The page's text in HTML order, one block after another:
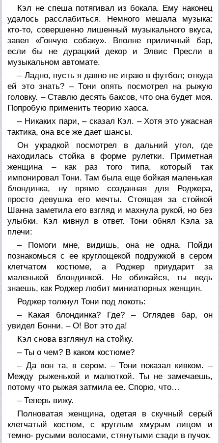
Кэл не спеша потягивал из бокала. Ему наконец
удалось расслабиться. Немного мешала музыка:
кто-то, совершенно лишенный музыкального вкуса,
завел «Гончую собаку». Вполне приличный бар,
если бы не дурацкий декор и Элвис Пресли в
музыкальном автомате.
– Ладно, пусть я давно не играю в футбол; откуда
ей это знать? – Тони опять посмотрел на рыжую
головку. – Ставлю десять баксов, что она будет моя.
Попробую применить теорию хаоса.
– Никаких пари, – сказал Кэл. – Хотя это ужасная
тактика, она все же дает шансы.
Он украдкой посмотрел в дальний угол, где
находилась стойка в форме рулетки. Приметная
женщина – как раз того типа, который так
импонировал Тони. Там была еще бойкая маленькая
блондинка, ну прямо созданная для Роджера,
просто девушка его мечты. Стоящая за стойкой
Шанна заметила его взгляд и махнула рукой, но без
улыбки. Кэл кивнул в ответ. Тони обнял Кэла за
плечи:
– Помоги мне, видишь, она не одна. Пойди
познакомься с ее круглощекой подружкой в сером
клетчатом костюме, а Роджер приударит за
маленькой блондинкой. Не обижайся, ты ведь
знаешь, как Роджер любит миниатюрных женщин.
Роджер толкнул Тони под локоть:
– Какая блондинка? Где? – Оглядев бар, он
увидел Бонни. – О! Вот это да!
Кэл снова взглянул на стойку.
– Ты о чем? В каком костюме?
– Да вон та, в сером. – Тони показал кивком. –
Между рыженькой и малюткой. Ты не замечаешь,
потому что рыжая затмила ее. Спорю, что…
– Теперь вижу.
Полноватая женщина, одетая в скучный серый
клетчатый костюм, с круглым хмурым лицом и
темно- русыми волосами, стянутыми сзади в пучок.